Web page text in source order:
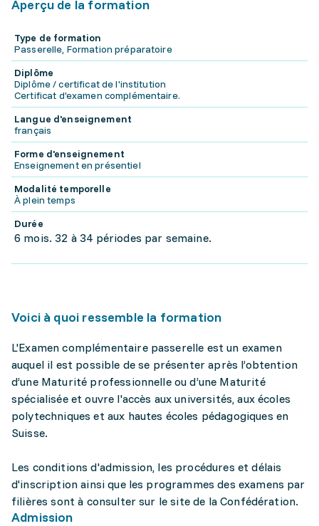
Aperçu de la formation
Type de formation
Passerelle, Formation préparatoire
Diplôme
Diplôme / certificat de l'institution
Certificat d'examen complémentaire.
Langue d'enseignement
français
Forme d'enseignement
Enseignement en présentiel
Modalité temporelle
À plein temps
Durée
6 mois. 32 à 34 périodes par semaine.
Voici à quoi ressemble la formation
L'Examen complémentaire passerelle est un examen
auquel il est possible de se présenter après l’obtention
d’une Maturité professionnelle ou d’une Maturité
spécialisée et ouvre l'accès aux universités, aux écoles
polytechniques et aux hautes écoles pédagogiques en
Suisse.
Les conditions d'admission, les procédures et délais
d'inscription ainsi que les programmes des examens par
filières sont à consulter sur le site de la Confédération.
Admission